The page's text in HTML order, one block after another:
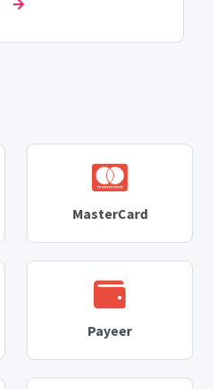
MasterCard
Payeer